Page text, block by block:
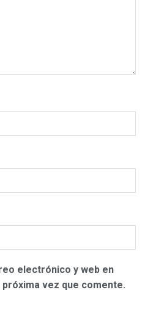
electrónico y web en
vez que comente.